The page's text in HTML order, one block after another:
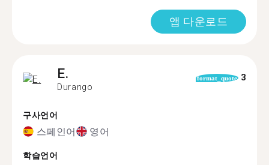
앱 다운로드
E.
Durango
format_quote 3
구사언어
스페인어 영어
학습언어